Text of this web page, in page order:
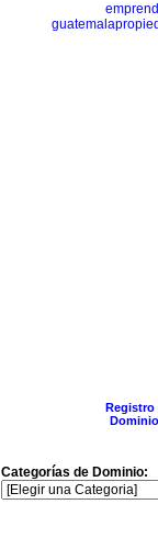
Registro
Categorías de Dominio: